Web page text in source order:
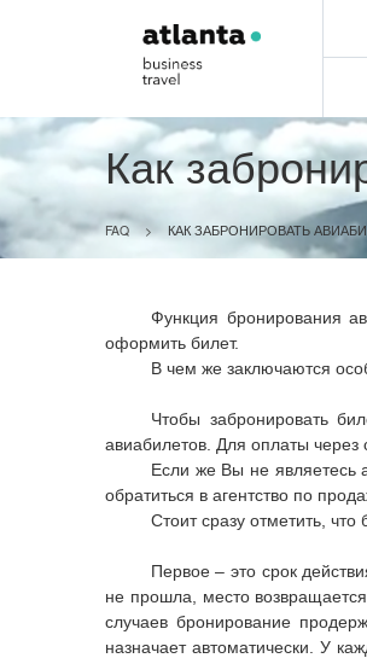
Как
FAQ > КАК ЗАБРОНИРОВАТЬ
Функция бронирования
оформить билет.
В чем же заключаются
Чтобы забронировать
авиабилетов. Для оплаты через
Если же Вы не являетесь
обратиться в агентство по
Стоит сразу отметить,
Первое – это срок
не прошла, место
случаев бронирование
назначает автоматически. У